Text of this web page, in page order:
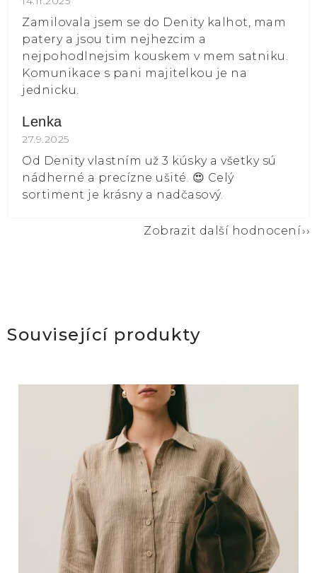
Zamilovala jsem se do Denity kalhot, mam
patery a jsou tim nejhezcim a
nejpohodlnejsim kouskem v mem satniku.
Komunikace s pani majitelkou je na
jednicku.
Lenka
Hodnocení obchodu je 5 z 5 hvězdiček.
27.9.2025
Od Denity vlastním už 3 kúsky a všetky sú
nádherné a precízne ušité. 😍 Celý
sortiment je krásny a nadčasový.
Zobrazit další hodnocení
Související produkty